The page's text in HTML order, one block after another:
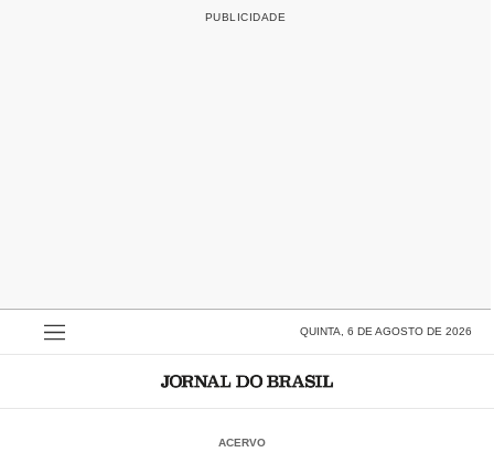
QUINTA, 6 DE AGOSTO DE 2026
ACERVO